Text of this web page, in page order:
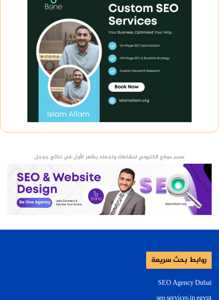
صمم موقع الكتروني لنشاطك واجعله يظهر الأول في نتائج جوجل
روابط بحث سريعة
SEO Agency Dubai